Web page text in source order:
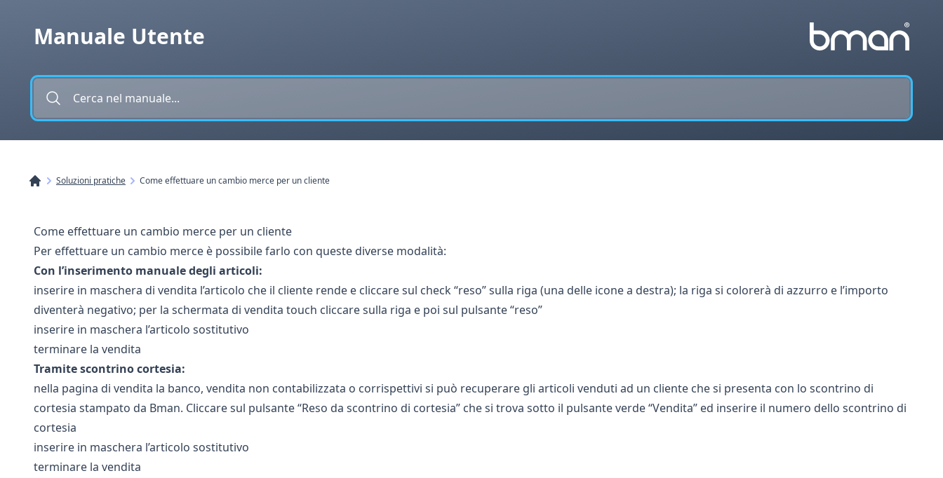
Manuale Utente
Soluzioni pratiche Come effettuare un cambio merce per un cliente
Come effettuare un cambio merce per un cliente
Per effettuare un cambio merce ​è possibile farlo con queste diverse modalità:
Con l’inserimento manuale degli articoli:
inserire in maschera di vendita l’articolo che il cliente rende e cliccare sul check “reso” sulla riga (una delle icone a destra); la riga si colorerà di azzurro e l’importo
diventerà negativo; per la schermata di vendita touch cliccare sulla riga e poi sul pulsante “reso”
inserire in maschera l’articolo sostitutivo
terminare la vendita
Tramite scontrino cortesia:
nella pagina di vendita la banco, vendita non contabilizzata o corrispettivi si può recuperare gli articoli venduti ad un cliente che si presenta con lo scontrino di
cortesia stampato da Bman. Cliccare sul pulsante “Reso da scontrino di cortesia” che si trova sotto il pulsante verde “Vendita” ed inserire il numero dello scontrino di
cortesia
inserire in maschera l’articolo sostitutivo
terminare la vendita